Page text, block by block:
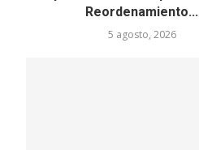
Reordenamiento...
5 agosto, 2026